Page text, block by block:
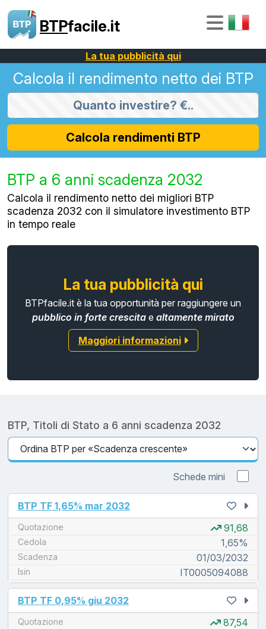
BTPfacile.it
La tua pubblicità qui
Calcola il rendimento netto dei BTP
Calcola rendimenti BTP
BTP a 6 anni scadenza 2032
Calcola il rendimento netto dei migliori BTP
scadenza 2032 con il simulatore investimento BTP
in tempo reale
La tua pubblicità qui
BTPfacile.it è la tua opportunità per raggiungere un
pubblico in forte crescitae altamente mirato
Maggiori informazioni
BTP, Titoli di Stato a 6 anni scadenza 2032
Schede mini
unread messages
BTP TF 1,65% mar 2032
Quotazione 91,68
Cedola 1,65%
Scadenza 01/03/2032
Isin IT0005094088
unread messages
BTP TF 0,95% giu 2032
Quotazione 87,54